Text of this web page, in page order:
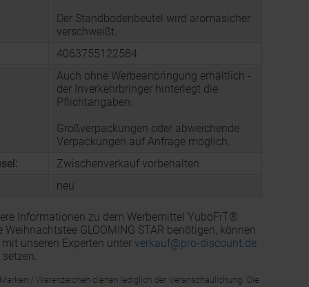
Der Standbodenbeutel wird aromasicher
verschweißt.
4063755122584
Auch ohne Werbeanbringung erhältlich -
der Inverkehrbringer hinterlegt die
Pflichtangaben.
Großverpackungen oder abweichende
Verpackungen auf Anfrage möglich.
Zwischenverkauf vorbehalten
neu
Informationen zu dem Werbemittel YuboFiT®
Weihnachtstee GLOOMING STAR benötigen, können
unseren Experten unter verkauf@pro-discount.de